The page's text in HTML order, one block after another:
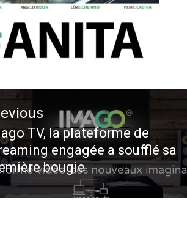
TV, la plateforme de
engagée a soufflé sa
bougie